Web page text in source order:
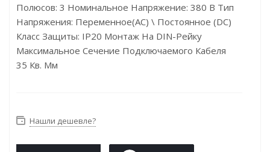
Полюсов: 3 Номинальное Напряжение: 380 В Тип
Напряжения: Переменное(AC) \ Постоянное (DC)
Класс Защиты: IP20 Монтаж На DIN-Рейку
Максимальное Сечение Подключаемого Кабеля
35 Кв. Мм
Нашли дешевле?